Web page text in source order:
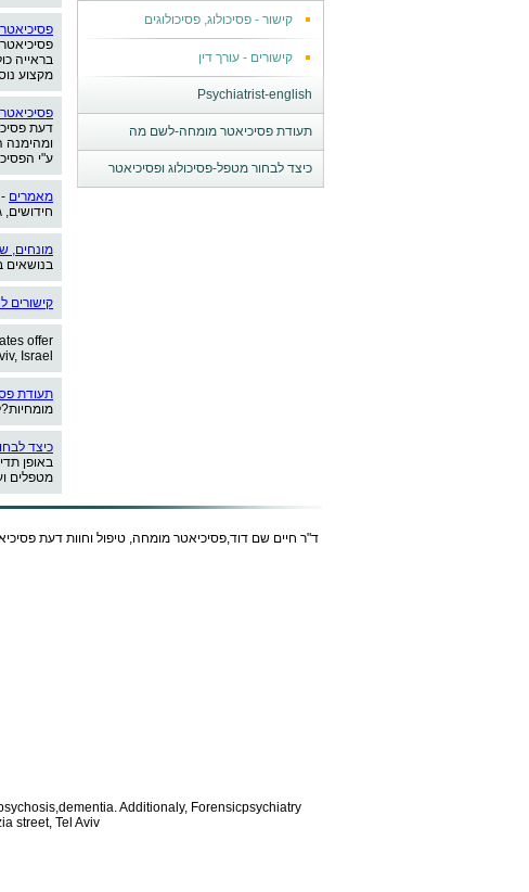
קישור - פסיכולוג, פסיכולוגים
קישורים - עורך דין
Psychiatrist-english
תעודת פסיכיאטר מומחה-לשם מה
כיצד לבחור מטפל-פסיכולוג ופסיכיאטר
בראייה
מקצוע
דעת
ומהימנה
ע"י
מאמרים
חידושים,
מונחים,
בנושאים
קישורים
offer
Israel
תעודת
כיצד
באופן
מטפלים
ד"ר חיים שם דוד,פסיכיאטר מומחה, טיפול וחוות דעת
Additionaly, Forensicpsychiatry
street, Tel Aviv